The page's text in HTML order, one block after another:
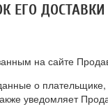
ЕГО ДОСТАВКИ
на сайте
о плательщике,
уведомляет